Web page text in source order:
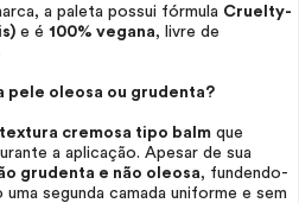
a paleta possui fórmula Cruelty-
e é 100% vegana, livre de
pele oleosa ou grudenta?
textura cremosa tipo balm que
a aplicação. Apesar de sua
grudenta e não oleosa, fundendo-
segunda camada uniforme e sem